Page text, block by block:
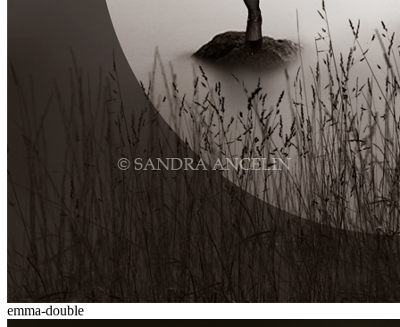
emma-double